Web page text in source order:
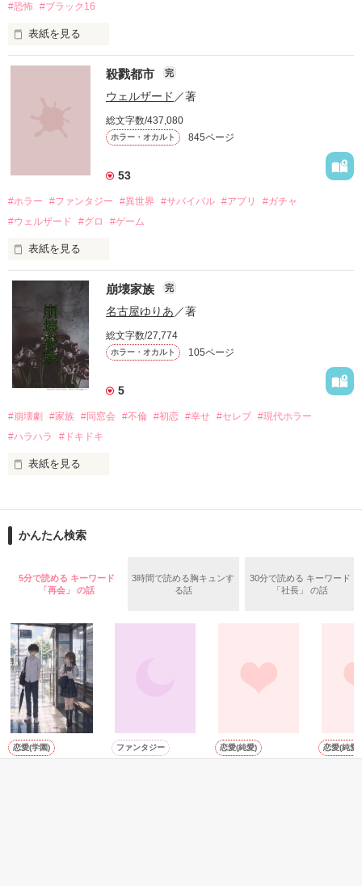
#恐怖
#ブラック16
表紙を見る
「お願い、正気に戻って！」
「ずっと一緒にいてあげる。
自分勝手な女子高生たちの
恋と友情、そして……
バケモノを生んで、殺して、殺される物語。
2015.12.27.完結公開
殺戮都市 完
ウェルザード ／著
総文字数/437,080
ホラー・オカルト 845ページ
53
#ホラー #ファンタジー #異世界 #サバイバル #アプリ
#ガチャ
#ウェルザード
#グロ #ゲーム
表紙を見る
円形の都市で、生きる為に人を殺す。
定められたシステムに抗う事が出来ずに、流されるままに。
殺し殺され、命の灯が完全に消えるまで。
高い壁に阻まれ、出る事が出来ない街。
現れる獣のような怪物。
俺達は、生きる為に人を殺す。
崩壊家族 完
名古屋ゆりあ ／著
総文字数/27,774
ホラー・オカルト 105ページ
5
#崩壊劇 #家族 #同窓会 #不倫 #初恋 #幸せ #セレブ #現代ホラー
#ハラハラ
#ドキドキ
表紙を見る
どこで道を間違えてしまったのだろう？
“幸せになりたい”
ただ、
それだけだった
☆★完結しました☆★
かんたん検索
5分で読める キーワード
「再会」 の話
3時間で読める胸キュンす
る話
30分で読める キーワード
「社長」 の話
恋愛(学園) ファンタジー 恋愛(純愛) 恋愛(純愛)